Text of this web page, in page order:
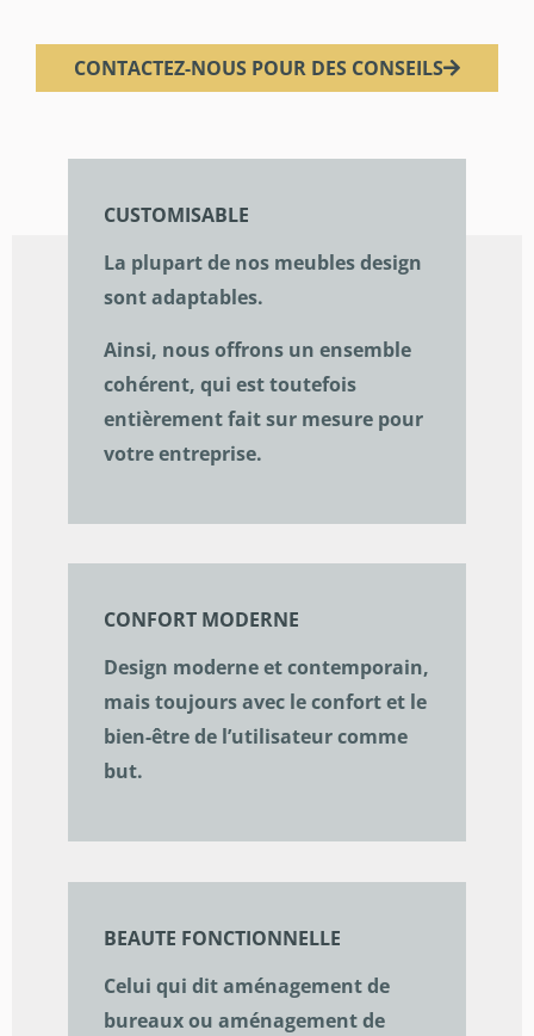
CUSTOMISABLE
La plupart de nos meubles design
sont adaptables.
Ainsi, nous offrons un ensemble
cohérent, qui est toutefois
entièrement fait sur mesure pour
votre entreprise.
CONFORT MODERNE
Design moderne et contemporain,
mais toujours avec le confort et le
bien-être de l’utilisateur comme
but.
BEAUTE FONCTIONNELLE
Celui qui dit aménagement de
bureaux ou aménagement de
CONTACTEZ-NOUS POUR DES CONSEILS